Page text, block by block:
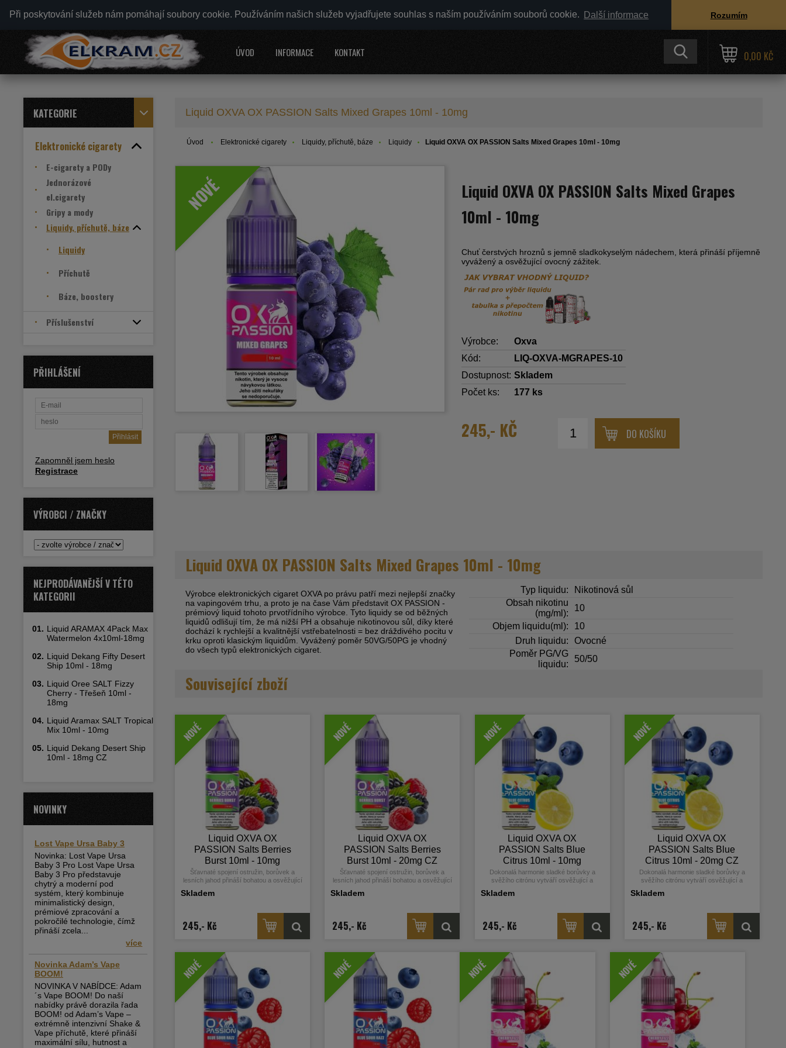
Při poskytování služeb nám pomáhají soubory cookie. Používáním našich služeb vyjadřujete souhlas s naším používáním souborů cookie. Další informace Rozumím
ÚVOD INFORMACE KONTAKT 0,00 KČ
KATEGORIE
Elektronické cigarety
E-cigarety a PODy
Jednorázové
el.cigarety
Gripy a mody
Liquidy, příchutě, báze
Liquidy
Příchutě
Báze, boostery
Příslušenství
PŘIHLÁŠENÍ
Zapomněl jsem heslo
Registrace
VÝROBCI / ZNAČKY
NEJPRODÁVANĚJŠÍ V TÉTO
KATEGORII
01. Liquid ARAMAX 4Pack Max
Watermelon 4x10ml-18mg
02. Liquid Dekang Fifty Desert
Ship 10ml - 18mg
03. Liquid Oree SALT Fizzy
Cherry - Třešeň 10ml -
18mg
04. Liquid Aramax SALT Tropical
Mix 10ml - 10mg
05. Liquid Dekang Desert Ship
10ml - 18mg CZ
NOVINKY
Lost Vape Ursa Baby 3
Novinka: Lost Vape Ursa
Baby 3 Pro Lost Vape Ursa
Baby 3 Pro představuje
chytrý a moderní pod
systém, který kombinuje
minimalistický design,
prémiové zpracování a
pokročilé technologie, čímž
přináší zcela...
více
Novinka Adam’s Vape
BOOM!
NOVINKA V NABÍDCE: Adam
´s Vape BOOM! Do naší
nabídky právě dorazila řada
BOOM! od Adam’s Vape –
extrémně intenzivní Shake &
Vape příchutě, které přináší
maximální sílu, hutnost a
Liquid OXVA OX PASSION Salts Mixed Grapes 10ml - 10mg
Úvod Elektronické cigarety Liquidy, příchutě, báze Liquidy Liquid OXVA OX PASSION Salts Mixed Grapes 10ml - 10mg
NOVÉ
Liquid OXVA OX PASSION Salts Mixed Grapes
10ml - 10mg
Chuť čerstvých hroznů s jemně sladkokyselým nádechem, která přináší příjemně
vyvážený a osvěžující ovocný zážitek.
Výrobce:
Oxva
Kód:
LIQ-OXVA-MGRAPES-10
Dostupnost: Skladem
Počet ks:
177 ks
245,- KČ DO KOŠÍKU
Liquid OXVA OX PASSION Salts Mixed Grapes 10ml - 10mg
Výrobce elektronických cigaret OXVA po právu patří mezi nejlepší značky
na vapingovém trhu, a proto je na čase Vám představit OX PASSION -
prémiový liquid tohoto prvotřídního výrobce. Tyto liquidy se od běžných
liquidů odlišují tím, že má nižší PH a obsahuje nikotinovou sůl, díky které
dochází k rychlejší a kvalitnější vstřebatelnosti = bez dráždivého pocitu v
krku oproti klasickým liquidům. Vyvážený poměr 50VG/50PG je vhodný
do všech typů elektronických cigaret.
Typ liquidu:
Nikotinová sůl
Obsah nikotinu
(mg/ml):
10
Objem liquidu(ml):
10
Druh liquidu:
Ovocné
Poměr PG/VG
liquidu:
50/50
Související zboží
NOVÉ
Liquid OXVA OX
PASSION Salts Berries
Burst 10ml - 10mg
Šťavnaté spojení ostružin, borůvek a
lesních jahod přináší bohatou a osvěžující
Skladem
245,- Kč
NOVÉ
Liquid OXVA OX
PASSION Salts Berries
Burst 10ml - 20mg CZ
Šťavnaté spojení ostružin, borůvek a
lesních jahod přináší bohatou a osvěžující
Skladem
245,- Kč
NOVÉ
Liquid OXVA OX
PASSION Salts Blue
Citrus 10ml - 10mg
Dokonalá harmonie sladké borůvky a
svěžího citrónu vytváří osvěžující a
Skladem
245,- Kč
NOVÉ
Liquid OXVA OX
PASSION Salts Blue
Citrus 10ml - 20mg CZ
Dokonalá harmonie sladké borůvky a
svěžího citrónu vytváří osvěžující a
Skladem
245,- Kč
NOVÉ NOVÉ NOVÉ NOVÉ